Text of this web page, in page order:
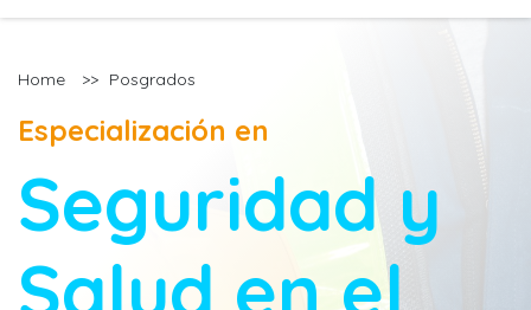
Home >> Posgrados
Especialización en
Seguridad y
Salud en el